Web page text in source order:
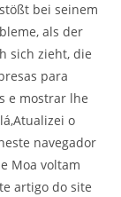
bei seinem
als der
sich zieht, die
para
e mostrar lhe
o
navegador
Moa voltam
artigo do site